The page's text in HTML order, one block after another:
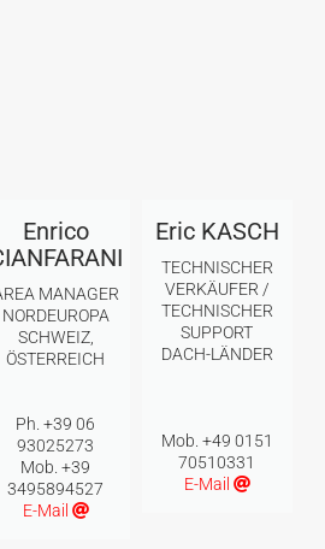
Enrico
MANAGER
NORDEUROPA
SCHWEIZ,
ÖSTERREICH
Ph. +39 06
93025273
Mob. +39
3495894527
E-Mail
Eric KASCH
TECHNISCHER
VERKÄUFER /
TECHNISCHER
SUPPORT
DACH-LÄNDER
Mob. +49 0151
70510331
E-Mail